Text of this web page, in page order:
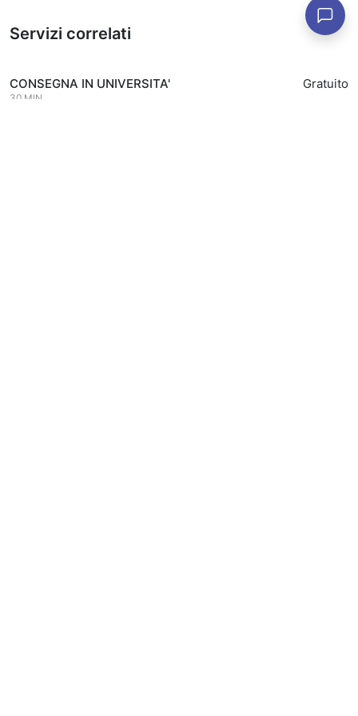
Servizi correlati
CONSEGNA IN UNIVERSITA'
30 MIN
Gratuito